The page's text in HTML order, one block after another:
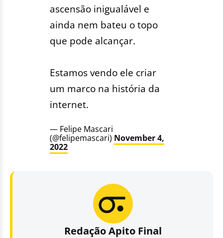
ascensão inigualável e
ainda nem bateu o topo
que pode alcançar.
Estamos vendo ele criar
um marco na história da
internet.
— Felipe Mascari
(@felipemascari) November 4,
2022
Redação Apito Final